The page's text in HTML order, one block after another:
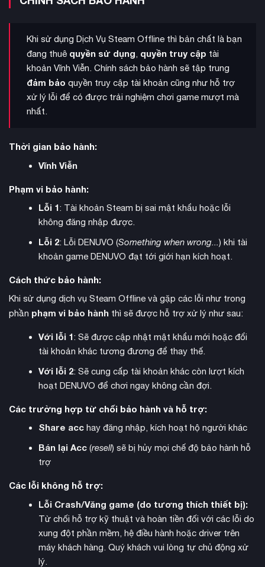
Tài nguyên trong game
xây dựng đơn vị, nâng cấp tổ kiến và mở khóa kỹ năng đặc
lợi thế chiến thuật như buff đồng minh và debuff kẻ thù trong
phạm vi gần.
Unreal Engine 5, tái hiện chi tiết môi trường sống của loài kiến.
Các vật thể quen thuộc như quả bóng đá trở thành điểm
hưởng trực tiếp đến gameplay và hành vi của sinh vật.
Khi sử dụng Dịch Vụ Steam Offline thì bản chất là bạn
đang thuê quyền sử dụng, quyền truy cập tài
khoản Vĩnh Viễn. Chính sách bảo hành sẽ tập trung
đảm bảo quyền truy cập tài khoản cũng như hỗ trợ
xử lý lỗi để có được trải nghiệm chơi game mượt mà
nhất.
Thời gian bảo hành:
Vĩnh Viễn
Phạm vi bảo hành:
Lỗi 1: Tài khoản Steam bị sai mật khẩu hoặc lỗi
không đăng nhập được.
Lỗi 2: Lỗi DENUVO (Something when wrong...) khi tài
khoản game DENUVO đạt tới giới hạn kích hoạt.
Cách thức bảo hành:
Khi sử dụng dịch vụ Steam Offline và gặp các lỗi như trong
phần phạm vi bảo hành thì sẽ được hỗ trợ xử lý như sau:
Với lỗi 1: Sẽ được cập nhật mật khẩu mới hoặc đổi
tài khoản khác tương đương để thay thế.
Với lỗi 2: Sẽ cung cấp tài khoản khác còn lượt kích
hoạt DENUVO để chơi ngay không cần đợi.
Các trường hợp từ chối bảo hành và hỗ trợ:
Share acchay đăng nhập, kích hoạt hộ người khác
Bán lại Acc(resell) sẽ bị hủy mọi chế độ bảo hành hỗ
trợ
Các lỗi không hỗ trợ:
Lỗi Crash/Văng game (do tương thích thiết bị):
Từ chối hỗ trợ kỹ thuật và hoàn tiền đối với các lỗi do
xung đột phần mềm, hệ điều hành hoặc driver trên
máy khách hàng. Quý khách vui lòng tự chủ động xử
lý.